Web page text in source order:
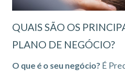
QUAIS SÃO OS
PLANO DE NEGÓCIO?
O que é o seu negócio? É